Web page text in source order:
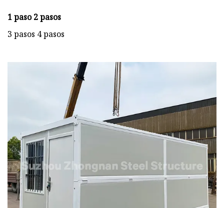
1 paso 2 pasos
3 pasos 4 pasos